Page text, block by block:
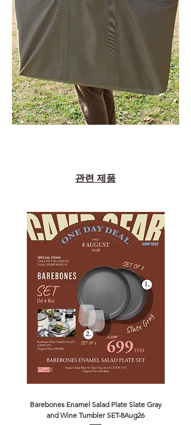
관련 제품
Barebones Enamel Salad Plate Slate Gray
and Wine Tumbler SET-8Aug26